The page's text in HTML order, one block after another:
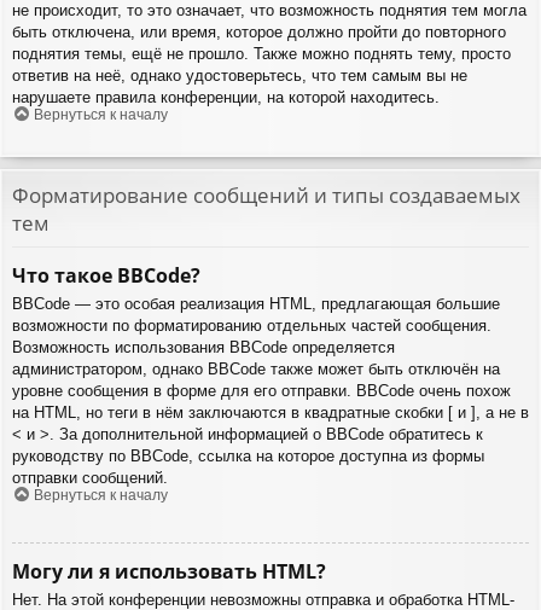
не происходит, то это означает, что возможность поднятия тем могла
быть отключена, или время, которое должно пройти до повторного
поднятия темы, ещё не прошло. Также можно поднять тему, просто
ответив на неё, однако удостоверьтесь, что тем самым вы не
нарушаете правила конференции, на которой находитесь.
Вернуться к началу
Форматирование сообщений и типы создаваемых
тем
Что такое BBCode?
BBCode — это особая реализация HTML, предлагающая большие
возможности по форматированию отдельных частей сообщения.
Возможность использования BBCode определяется
администратором, однако BBCode также может быть отключён на
уровне сообщения в форме для его отправки. BBCode очень похож
на HTML, но теги в нём заключаются в квадратные скобки [ и ], а не в
< и >. За дополнительной информацией о BBCode обратитесь к
руководству по BBCode, ссылка на которое доступна из формы
отправки сообщений.
Вернуться к началу
Могу ли я использовать HTML?
Нет. На этой конференции невозможны отправка и обработка HTML-